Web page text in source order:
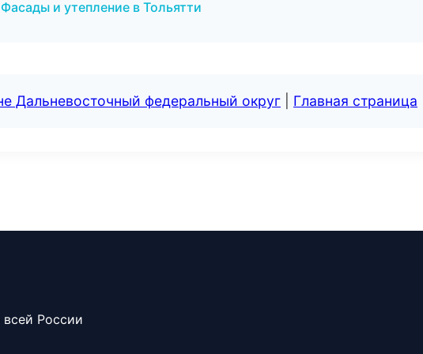
и утепление в Тольятти
Дальневосточный федеральный округ Главная страница
России